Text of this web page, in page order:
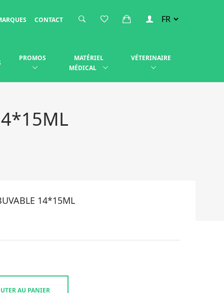
CONTACT
PROMOS
MATÉRIEL
MÉDICAL
VÉTERINAIRE
14*15ML
AU PANIER